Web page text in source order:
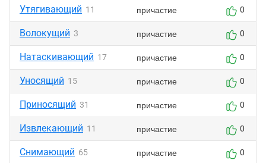
Утягивающий 11 причастие 0
Волокущий 3 причастие 0
Натаскивающий 17 причастие 0
Уносящий 15 причастие 0
Приносящий 31 причастие 0
Извлекающий 11 причастие 0
Снимающий 65 причастие 0